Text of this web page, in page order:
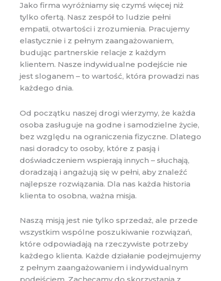
Jako firma wyróżniamy się czymś więcej niż
tylko ofertą. Nasz zespół to ludzie pełni
empatii, otwartości i zrozumienia. Pracujemy
elastycznie i z pełnym zaangażowaniem,
budując partnerskie relacje z każdym
klientem. Nasze indywidualne podejście nie
jest sloganem – to wartość, która prowadzi nas
każdego dnia.
Od początku naszej drogi wierzymy, że każda
osoba zasługuje na godne i samodzielne życie,
bez względu na ograniczenia fizyczne. Dlatego
nasi doradcy to osoby, które z pasją i
doświadczeniem wspierają innych – słuchają,
doradzają i angażują się w pełni, aby znaleźć
najlepsze rozwiązania. Dla nas każda historia
klienta to osobna, ważna misja.
Naszą misją jest nie tylko sprzedaż, ale przede
wszystkim wspólne poszukiwanie rozwiązań,
które odpowiadają na rzeczywiste potrzeby
każdego klienta. Każde działanie podejmujemy
z pełnym zaangażowaniem i indywidualnym